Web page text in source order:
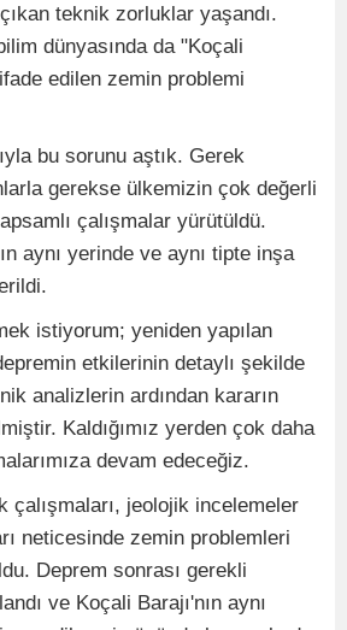
teknik zorluklar yaşandı.
dünyasında da "Koçali
edilen zemin problemi
bu sorunu aştık. Gerek
gerekse ülkemizin çok değerli
çalışmalar yürütüldü.
aynı yerinde ve aynı tipte inşa
istiyorum; yeniden yapılan
etkilerinin detaylı şekilde
analizlerin ardından kararın
Kaldığımız yerden çok daha
devam edeceğiz.
çalışmaları, jeolojik incelemeler
neticesinde zemin problemleri
Deprem sonrası gerekli
ve Koçali Barajı'nın aynı